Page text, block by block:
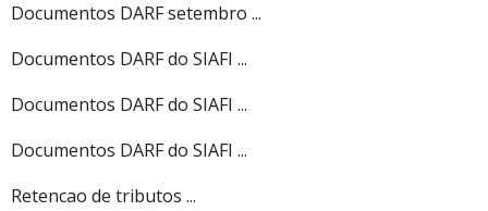
Documentos DARF setembro ...
Documentos DARF do SIAFI ...
Documentos DARF do SIAFI ...
Documentos DARF do SIAFI ...
Retencao de tributos ...